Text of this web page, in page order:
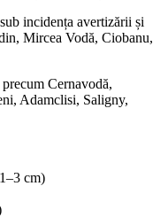
incidența avertizării și
Mircea Vodă, Ciobanu,
Cernavodă,
Adamclisi, Saligny,
cm)